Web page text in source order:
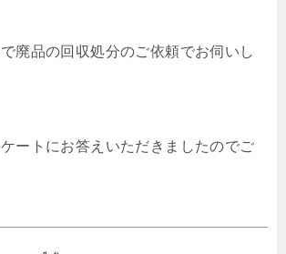
廃品の回収処分のご依頼でお伺いし
ートにお答えいただきましたのでご